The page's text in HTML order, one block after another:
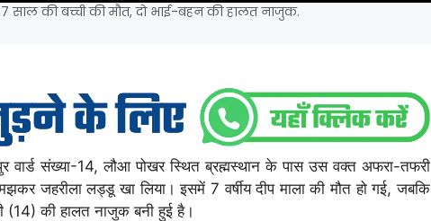
साल की बच्ची की मौत, दो भाई-बहन की हालत नाजुक.
वार्ड संख्या-14, लौआ पोखर स्थित ब्रह्मस्थान के पास उस वक्त अफरा-तफरी
जहरीला लड्डू खा लिया। इसमें 7 वर्षीय दीप माला की मौत हो गई, जबकि
की हालत नाजुक बनी हुई है।